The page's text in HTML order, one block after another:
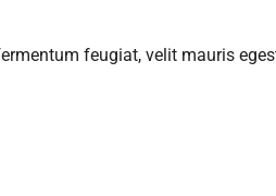
feugiat, velit mauris